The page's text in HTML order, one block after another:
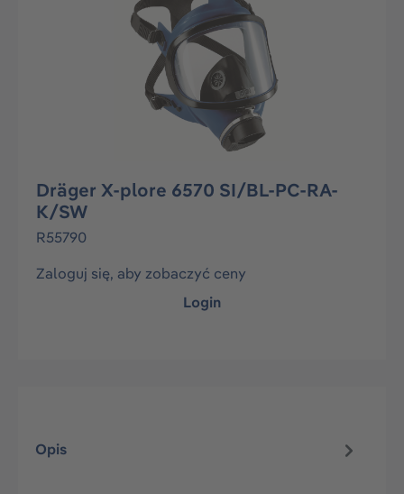
Dräger X-plore 6570 SI/BL-PC-RA-
K/SW
R55790
Zaloguj się, aby zobaczyć ceny
Login
Opis